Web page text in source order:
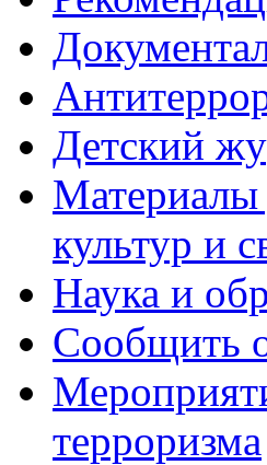
Детский
Материалы
культур и
Наука и
Сообщить
терроризма